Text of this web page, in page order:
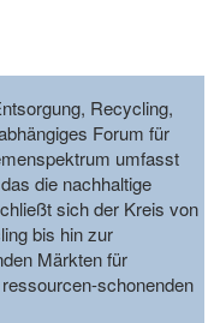
Recycling,
Forum für
umfasst
die nachhaltige
sich der Kreis von
bis hin zur
Märkten für
schonenden